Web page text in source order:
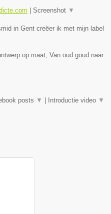
Screenshot ▼
in Gent creëer ik met mijn label
op maat, Van oud goud naar
posts ▼ Introductie video ▼